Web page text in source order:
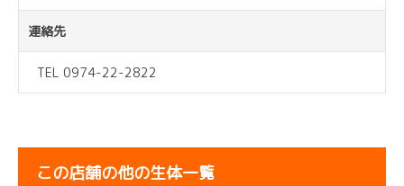
連絡先
TEL 0974-22-2822
この店舗の他の生体一覧